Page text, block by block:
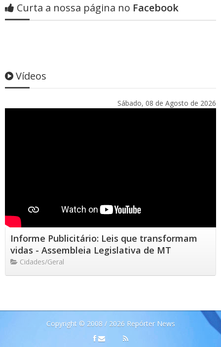
Curta a nossa página no Facebook
Vídeos
Sábado, 08 de Agosto de 2026
Informe Publicitário: Leis que transformam
vidas - Assembleia Legislativa de MT
Cidades/Geral
Copyright © 2008 / 2026 Repórter News